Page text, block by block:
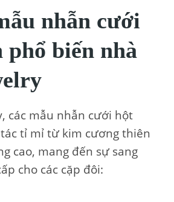
nhẫn cưới
phổ biến nhà
các mẫu nhẫn cưới hột
tỉ mỉ từ kim cương thiên
cao, mang đến sự sang
cho các cặp đôi: